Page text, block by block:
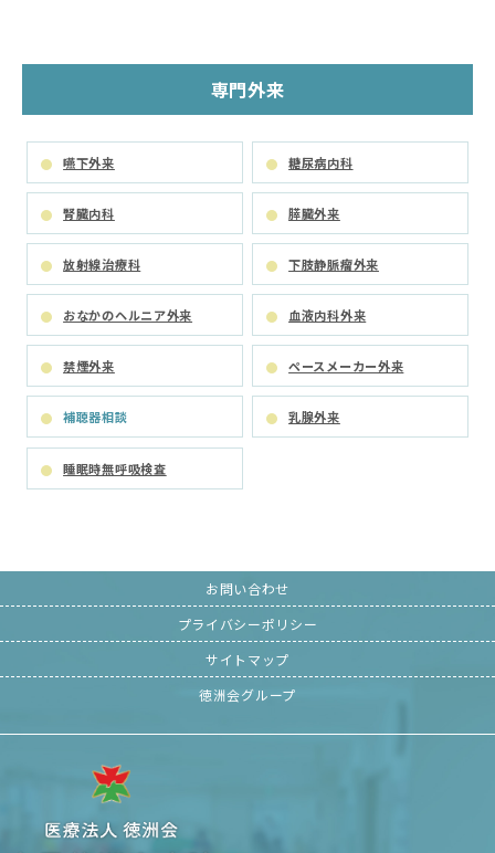
専門外来
嚥下外来 糖尿病内科
腎臓内科 膵臓外来
放射線治療科 下肢静脈瘤外来
おなかのヘルニア外来 血液内科外来
禁煙外来 ペースメーカー外来
補聴器相談 乳腺外来
睡眠時無呼吸検査
お問い合わせ
プライバシーポリシー
サイトマップ
徳洲会グループ